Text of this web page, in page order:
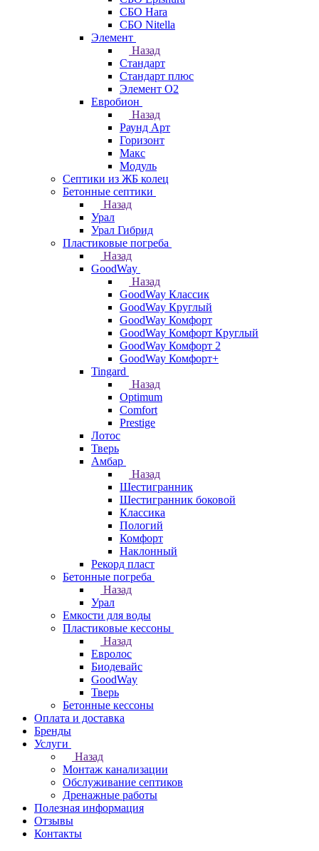
СБО Hara
СБО Nitella
Элемент
Назад
Стандарт
Стандарт плюс
Элемент О2
Евробион
Назад
Раунд Арт
Горизонт
Макс
Модуль
Септики из ЖБ колец
Бетонные септики
Назад
Урал
Урал Гибрид
Пластиковые погреба
Назад
GoodWay
Назад
GoodWay Классик
GoodWay Круглый
GoodWay Комфорт
GoodWay Комфорт Круглый
GoodWay Комфорт 2
GoodWay Комфорт+
Tingard
Назад
Optimum
Comfort
Prestige
Лотос
Тверь
Амбар
Назад
Шестигранник
Шестигранник боковой
Классика
Пологий
Комфорт
Наклонный
Рекорд пласт
Бетонные погреба
Назад
Урал
Емкости для воды
Пластиковые кессоны
Назад
Евролос
Биодевайс
GoodWay
Тверь
Бетонные кессоны
Оплата и доставка
Бренды
Услуги
Назад
Монтаж канализации
Обслуживание септиков
Дренажные работы
Полезная информация
Отзывы
Контакты